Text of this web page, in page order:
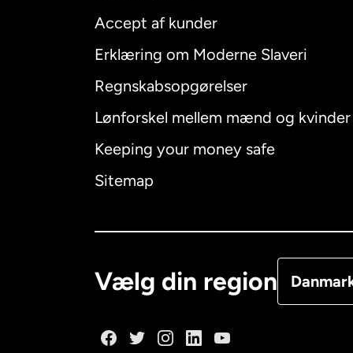
Accept af kunder
Erklæring om Moderne Slaveri
Regnskabsopgørelser
Lønforskel mellem mænd og kvinder
Keeping your money safe
Sitemap
Vælg din region
Australien